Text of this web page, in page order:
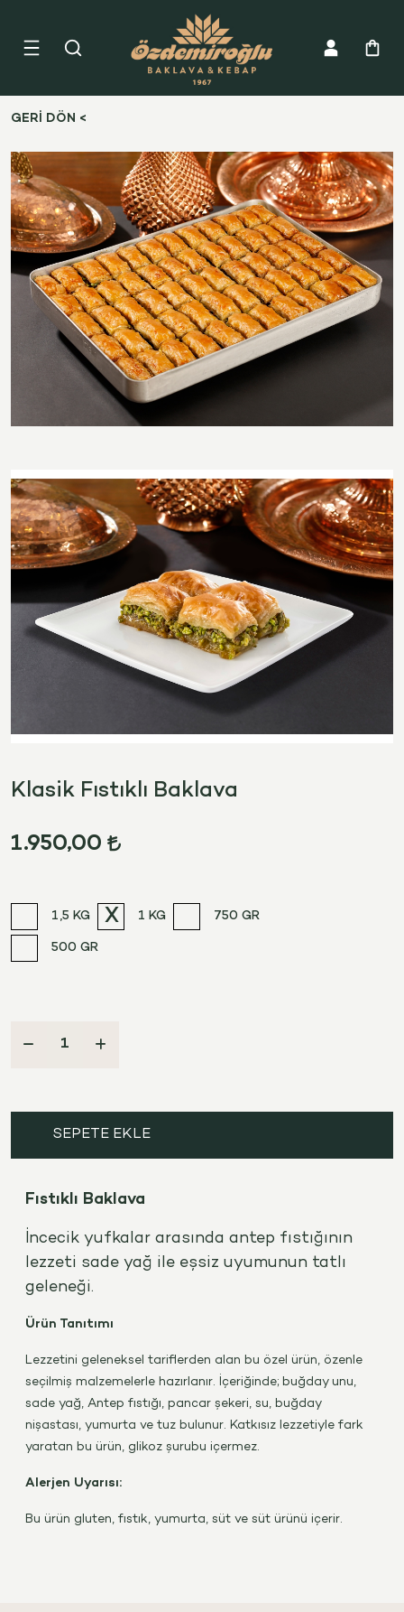
GERİ DÖN <
Klasik Fıstıklı Baklava
1.950,00
1,5 KG 1 KG 750 GR
500 GR
SEPETE EKLE
Fıstıklı Baklava
İncecik yufkalar arasında antep fıstığının
lezzeti sade yağ ile eşsiz uyumunun tatlı
geleneği.
Ürün Tanıtımı
Lezzetini geleneksel tariflerden alan bu özel ürün, özenle
seçilmiş malzemelerle hazırlanır. İçeriğinde; buğday unu,
sade yağ, Antep fıstığı, pancar şekeri, su, buğday
nişastası, yumurta ve tuz bulunur. Katkısız lezzetiyle fark
yaratan bu ürün, glikoz şurubu içermez.
Alerjen Uyarısı:
Bu ürün gluten, fıstık, yumurta, süt ve süt ürünü içerir.